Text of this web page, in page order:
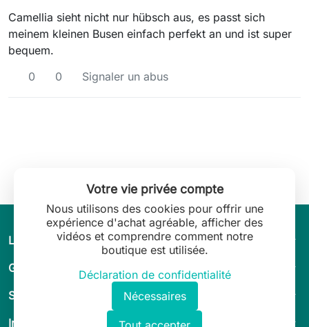
Camellia sieht nicht nur hübsch aus, es passt sich
meinem kleinen Busen einfach perfekt an und ist super
bequem.
0
0 Signaler un abus
L’univers de Leilani Lingerie arrow_drop_down
Guide & conseils arrow_drop_down
Service client arrow_drop_down
Informations légales arrow_drop_down
Votre vie privée compte
Nous utilisons des cookies pour offrir une
expérience d'achat agréable, afficher des
vidéos et comprendre comment notre
boutique est utilisée.
Déclaration de confidentialité
Nécessaires